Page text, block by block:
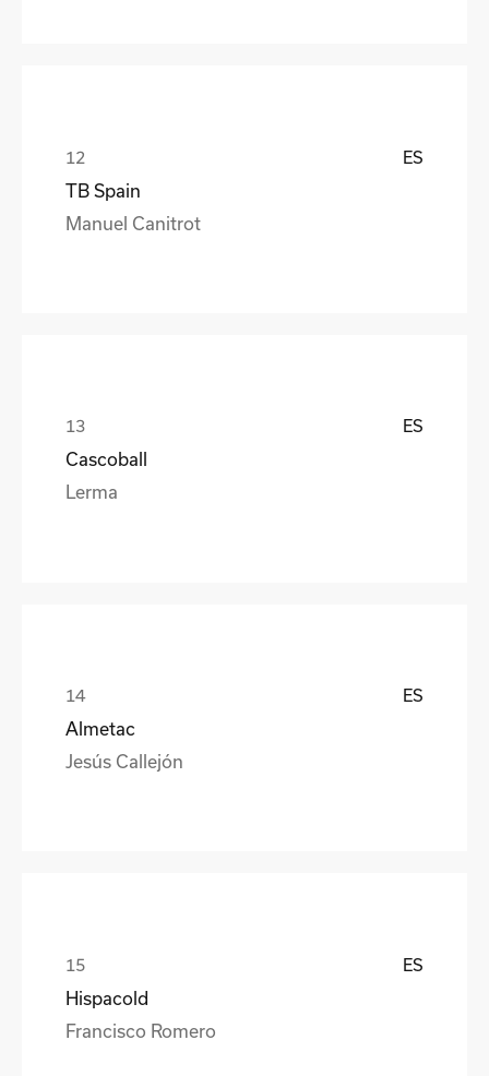
ES
TB Spain
Manuel Canitrot
ES
Cascoball
Lerma
ES
Almetac
Jesús Callejón
ES
Hispacold
Francisco Romero